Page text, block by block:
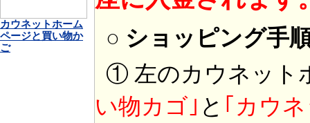
カウネットホーム
ページと買い物か
ご
○ ショッピング手
① 左のカウネット
い物カゴ｣ と ｢カウ